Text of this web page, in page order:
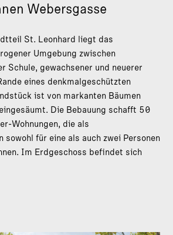
Webersgasse
St. Leonhard liegt das
Umgebung zwischen
Schule, gewachsener und neuerer
eines denkmalgeschützten
ist von markanten Bäumen
Die Bebauung schafft 50
Wohnungen, die als
sowohl für eine als auch zwei Personen
Im Erdgeschoss befindet sich